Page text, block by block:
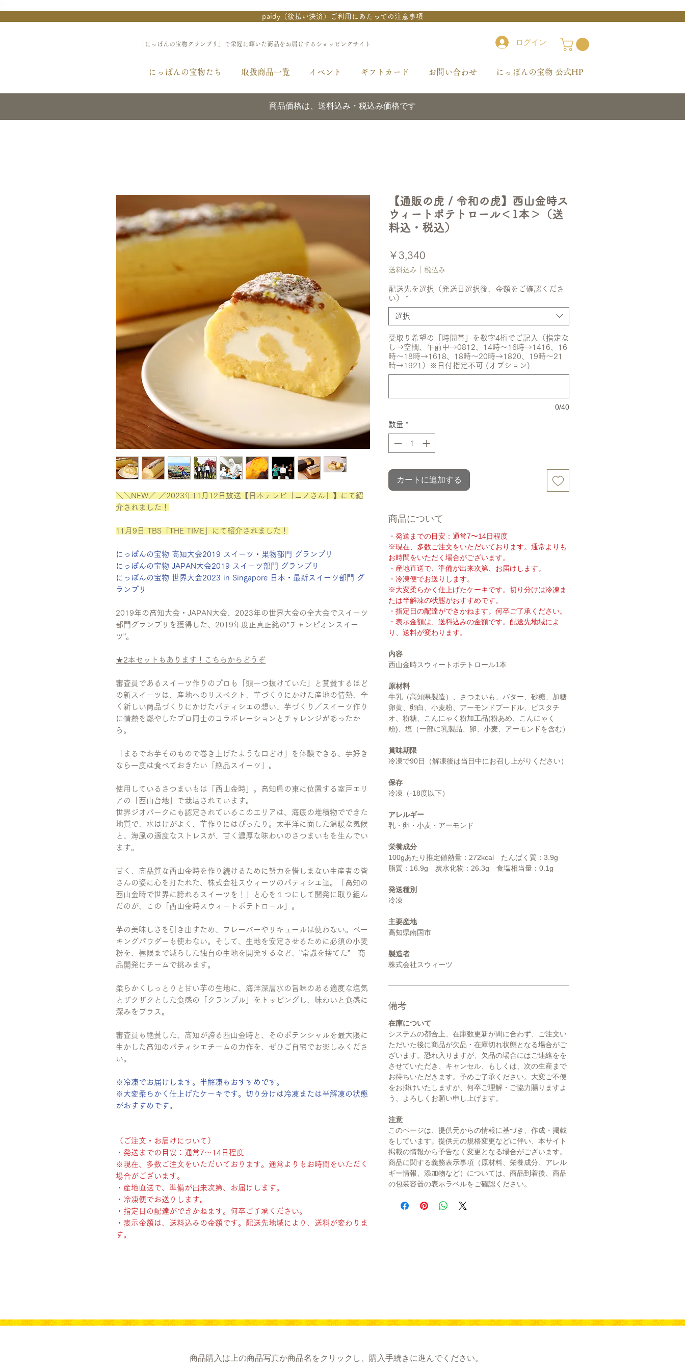
paidy（後払い決済）ご利用にあたっての注意事項
「にっぽんの宝物グランプリ」で栄冠に輝いた商品をお届けするショッピングサイト ログイン
にっぽんの宝物たち 取扱商品一覧 イベント ギフトカード お問い合わせ にっぽんの宝物 公式HP
商品価格は、送料込み・税込み価格です
＼＼NEW／ ／2023年11月12日放送【日本テレビ「ニノさん」】にて紹
介されました！
11月9日 TBS「THE TIME」にて紹介されました！
にっぽんの宝物 高知大会2019 スイーツ・果物部門 グランプリ
にっぽんの宝物 JAPAN大会2019 スイーツ部門 グランプリ
にっぽんの宝物 世界大会2023 in Singapore 日本・最新スイーツ部門 グ
ランプリ
2019年の高知大会・JAPAN大会、2023年の世界大会の全大会でスイーツ
部門グランプリを獲得した、2019年度正真正銘の”チャンピオンスイー
ツ”。
★2本セットもあります！こちらからどうぞ
審査員であるスイーツ作りのプロも「頭一つ抜けていた」と賞賛するほど
の新スイーツは、産地へのリスペクト、芋づくりにかけた産地の情熱、全
く新しい商品づくりにかけたパティシエの想い、芋づくり／スイーツ作り
に情熱を燃やしたプロ同士のコラボレーションとチャレンジがあったか
ら。
「まるでお芋そのもので巻き上げたような口どけ」を体験できる、芋好き
なら一度は食べておきたい「絶品スイーツ」。
使用しているさつまいもは「西山金時」。高知県の東に位置する室戸エリ
アの「西山台地」で栽培されています。
世界ジオパークにも認定されているこのエリアは、海底の堆積物でできた
地質で、水はけがよく、芋作りにはぴったり。太平洋に面した温暖な気候
と、海風の適度なストレスが、甘く濃厚な味わいのさつまいもを生んでい
ます。
甘く、高品質な西山金時を作り続けるために努力を惜しまない生産者の皆
さんの姿に心を打たれた、株式会社スウィーツのパティシエ達。「高知の
西山金時で世界に誇れるスイーツを！」と心を１つにして開発に取り組ん
だのが、この「西山金時スウィートポテトロール」。
芋の美味しさを引き出すため、フレーバーやリキュールは使わない。ベー
キングパウダーも使わない。そして、生地を安定させるために必須の小麦
粉を、極限まで減らした独自の生地を開発するなど、”常識を捨てた” 商
品開発にチームで挑みます。
柔らかくしっとりと甘い芋の生地に、海洋深層水の旨味のある適度な塩気
とザクザクとした食感の「クランブル」をトッピングし、味わいと食感に
深みをプラス。
審査員も絶賛した、高知が誇る西山金時と、そのポテンシャルを最大限に
生かした高知のパティシエチームの力作を、ぜひご自宅でお楽しみくださ
い。
※冷凍でお届けします。半解凍もおすすめです。
※大変柔らかく仕上げたケーキです。切り分けは冷凍または半解凍の状態
がおすすめです。
（ご注文・お届けについて）
・発送までの目安：通常7〜14日程度
※現在、多数ご注文をいただいております。通常よりもお時間をいただく
場合がございます。
・産地直送で、準備が出来次第、お届けします。
・冷凍便でお送りします。
・指定日の配達ができかねます。何卒ご了承ください。
・表示金額は、送料込みの金額です。配送先地域により、送料が変わりま
す。
【通販の虎 / 令和の虎】西山金時ス
ウィートポテトロール＜1本＞（送
料込・税込）
￥3,340
格
送料込み｜税込み
配送先を選択（発送日選択後、金額をご確認くださ
い）
*
選択
受取り希望の「時間帯」を数字4桁でご記入（指定な
し→空欄、午前中→0812、14時〜16時→1416、16
時〜18時→1618、18時〜20時→1820、19時〜21
時→1921）※日付指定不可 (オプション)
0/40
数量 *
カートに追加する
商品について
・発送までの目安：通常7〜14日程度
※現在、多数ご注文をいただいております。通常よりも
お時間をいただく場合がございます。
・産地直送で、準備が出来次第、お届けします。
・冷凍便でお送りします。
※大変柔らかく仕上げたケーキです。切り分けは冷凍ま
たは半解凍の状態がおすすめです。
・指定日の配達ができかねます。何卒ご了承ください。
・表示金額は、送料込みの金額です。配送先地域によ
り、送料が変わります。
内容
西山金時スウィートポテトロール1本
原材料
牛乳（高知県製造）、さつまいも、バター、砂糖、加糖
卵黄、卵白、小麦粉、アーモンドプードル、ピスタチ
オ、粉糖、こんにゃく粉加工品(粉あめ、こんにゃく
粉)、塩（一部に乳製品、卵、小麦、アーモンドを含む）
賞味期限
冷凍で90日（解凍後は当日中にお召し上がりください）
保存
冷凍（-18度以下）
アレルギー
乳・卵・小麦・アーモンド
栄養成分
100gあたり推定値熱量：272kcal たんぱく質：3.9g
脂質：16.9g 炭水化物：26.3g 食塩相当量：0.1g
発送種別
冷凍
主要産地
高知県南国市
製造者
株式会社スウィーツ
備考
在庫について
システムの都合上、在庫数更新が間に合わず、ご注文い
ただいた後に商品が欠品・在庫切れ状態となる場合がご
ざいます。恐れ入りますが、欠品の場合にはご連絡をを
させていただき、キャンセル、もしくは、次の生産まで
お待ちいただきます。予めご了承ください。大変ご不便
をお掛けいたしますが、何卒ご理解・ご協力賜りますよ
う、よろしくお願い申し上げます。
注意
このページは、提供元からの情報に基づき、作成・掲載
をしています。提供元の規格変更などに伴い、本サイト
掲載の情報から予告なく変更となる場合がございます。
商品に関する義務表示事項（原材料、栄養成分、アレル
ギー情報、添加物など）については、商品到着後、商品
の包装容器の表示ラベルをご確認ください。
商品購入は上の商品写真か商品名をクリックし、購入手続きに進んでください。